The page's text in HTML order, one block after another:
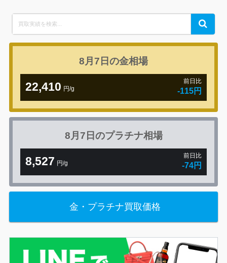
Search
for:
Search
8月7日の金相場
22,410 円/g
前日比
-115円
8月7日のプラチナ相場
8,527 円/g
前日比
-74円
金・プラチナ買取価格